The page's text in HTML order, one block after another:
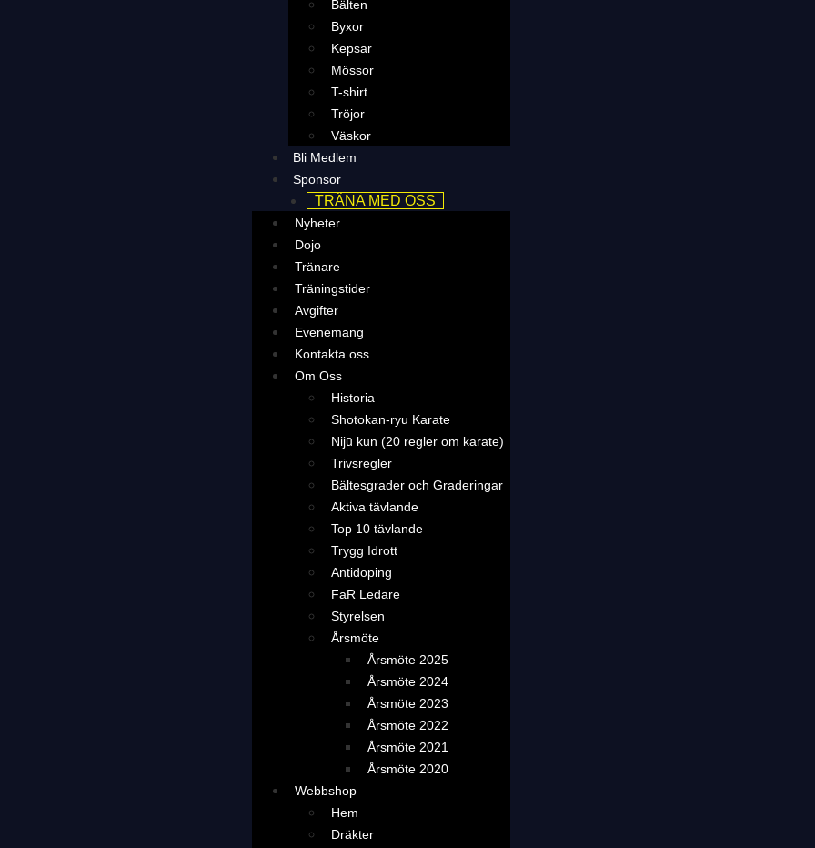
Bälten
Byxor
Kepsar
Mössor
T-shirt
Tröjor
Väskor
Bli Medlem
Sponsor
TRÄNA MED OSS
Nyheter
Dojo
Tränare
Träningstider
Avgifter
Evenemang
Kontakta oss
Om Oss
Historia
Shotokan-ryu Karate
Nijū kun (20 regler om karate)
Trivsregler
Bältesgrader och Graderingar
Aktiva tävlande
Top 10 tävlande
Trygg Idrott
Antidoping
FaR Ledare
Styrelsen
Årsmöte
Årsmöte 2025
Årsmöte 2024
Årsmöte 2023
Årsmöte 2022
Årsmöte 2021
Årsmöte 2020
Webbshop
Hem
Dräkter